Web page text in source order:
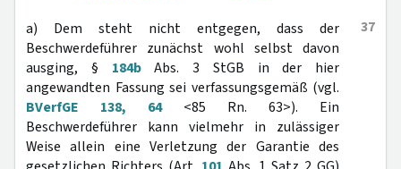
37
a) Dem steht nicht entgegen, dass der
Beschwerdeführer zunächst wohl selbst davon
ausging, § 184bAbs. 3 StGB in der hier
angewandten Fassung sei verfassungsgemäß (vgl.
BVerfGE 138, 64<85 Rn. 63>). Ein
Beschwerdeführer kann vielmehr in zulässiger
Weise allein eine Verletzung der Garantie des